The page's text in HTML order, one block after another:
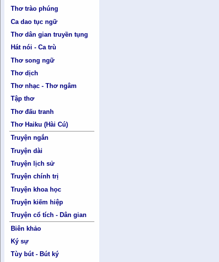
Thơ trào phúng
Ca dao tục ngữ
Thơ dân gian truyền tụng
Hát nói - Ca trù
Thơ song ngữ
Thơ dịch
Thơ nhạc - Thơ ngâm
Tập thơ
Thơ đấu tranh
Thơ Haiku (Hài Cú)
Truyện ngắn
Truyện dài
Truyện lịch sử
Truyện chính trị
Truyện khoa học
Truyện kiếm hiệp
Truyện cổ tích - Dân gian
Biên khảo
Ký sự
Tùy bút - Bút ký